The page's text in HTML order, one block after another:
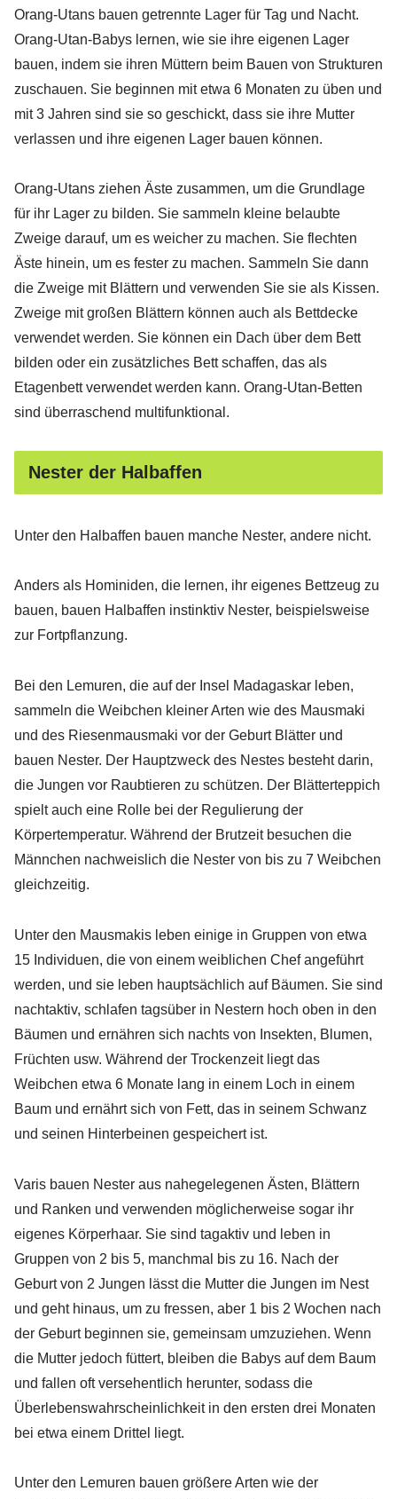
Orang-Utans bauen getrennte Lager für Tag und Nacht.
Orang-Utan-Babys lernen, wie sie ihre eigenen Lager
bauen, indem sie ihren Müttern beim Bauen von Strukturen
zuschauen. Sie beginnen mit etwa 6 Monaten zu üben und
mit 3 Jahren sind sie so geschickt, dass sie ihre Mutter
verlassen und ihre eigenen Lager bauen können.
Orang-Utans ziehen Äste zusammen, um die Grundlage
für ihr Lager zu bilden. Sie sammeln kleine belaubte
Zweige darauf, um es weicher zu machen. Sie flechten
Äste hinein, um es fester zu machen. Sammeln Sie dann
die Zweige mit Blättern und verwenden Sie sie als Kissen.
Zweige mit großen Blättern können auch als Bettdecke
verwendet werden. Sie können ein Dach über dem Bett
bilden oder ein zusätzliches Bett schaffen, das als
Etagenbett verwendet werden kann. Orang-Utan-Betten
sind überraschend multifunktional.
Nester der Halbaffen
Unter den Halbaffen bauen manche Nester, andere nicht.
Anders als Hominiden, die lernen, ihr eigenes Bettzeug zu
bauen, bauen Halbaffen instinktiv Nester, beispielsweise
zur Fortpflanzung.
Bei den Lemuren, die auf der Insel Madagaskar leben,
sammeln die Weibchen kleiner Arten wie des Mausmaki
und des Riesenmausmaki vor der Geburt Blätter und
bauen Nester. Der Hauptzweck des Nestes besteht darin,
die Jungen vor Raubtieren zu schützen. Der Blätterteppich
spielt auch eine Rolle bei der Regulierung der
Körpertemperatur. Während der Brutzeit besuchen die
Männchen nachweislich die Nester von bis zu 7 Weibchen
gleichzeitig.
Unter den Mausmakis leben einige in Gruppen von etwa
15 Individuen, die von einem weiblichen Chef angeführt
werden, und sie leben hauptsächlich auf Bäumen. Sie sind
nachtaktiv, schlafen tagsüber in Nestern hoch oben in den
Bäumen und ernähren sich nachts von Insekten, Blumen,
Früchten usw. Während der Trockenzeit liegt das
Weibchen etwa 6 Monate lang in einem Loch in einem
Baum und ernährt sich von Fett, das in seinem Schwanz
und seinen Hinterbeinen gespeichert ist.
Varis bauen Nester aus nahegelegenen Ästen, Blättern
und Ranken und verwenden möglicherweise sogar ihr
eigenes Körperhaar. Sie sind tagaktiv und leben in
Gruppen von 2 bis 5, manchmal bis zu 16. Nach der
Geburt von 2 Jungen lässt die Mutter die Jungen im Nest
und geht hinaus, um zu fressen, aber 1 bis 2 Wochen nach
der Geburt beginnen sie, gemeinsam umzuziehen. Wenn
die Mutter jedoch füttert, bleiben die Babys auf dem Baum
und fallen oft versehentlich herunter, sodass die
Überlebenswahrscheinlichkeit in den ersten drei Monaten
bei etwa einem Drittel liegt.
Unter den Lemuren bauen größere Arten wie der